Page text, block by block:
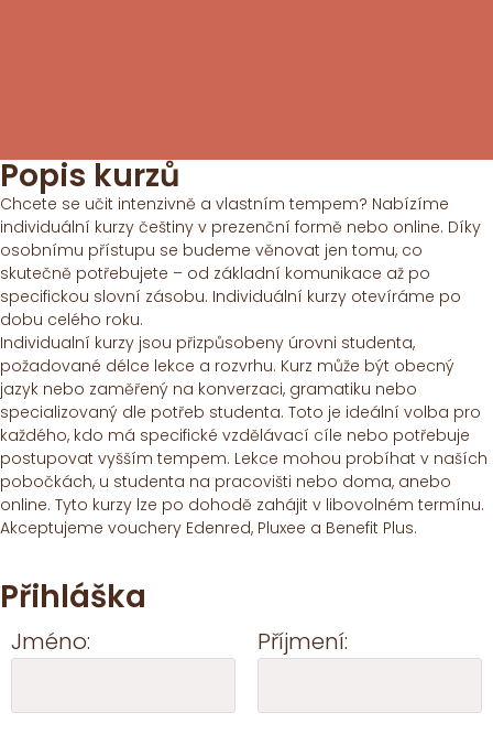
Popis kurzů
Chcete se učit intenzivně a vlastním tempem? Nabízíme
individuální kurzy češtiny v prezenční formě nebo online. Díky
osobnímu přístupu se budeme věnovat jen tomu, co
skutečně potřebujete – od základní komunikace až po
specifickou slovní zásobu. Individuální kurzy otevíráme po
dobu celého roku.
Individualní kurzy jsou přizpůsobeny úrovni studenta,
požadované délce lekce a rozvrhu. Kurz může být obecný
jazyk nebo zaměřený na konverzaci, gramatiku nebo
specializovaný dle potřeb studenta. Toto je ideální volba pro
každého, kdo má specifické vzdělávací cíle nebo potřebuje
postupovat vyšším tempem. Lekce mohou probíhat v naších
pobočkách, u studenta na pracovišti nebo doma, anebo
online. Tyto kurzy lze po dohodě zahájit v libovolném termínu.
Akceptujeme vouchery Edenred, Pluxee a Benefit Plus.
Přihláška
Jméno: Příjmení: